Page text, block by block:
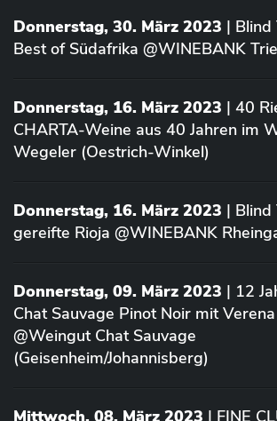
Donnerstag, 30. März 2023 | Blind
Best of Südafrika @WINEBANK
Donnerstag, 16. März 2023 | 40
CHARTA-Weine aus 40 Jahren im
Wegeler (Oestrich-Winkel)
Donnerstag, 16. März 2023 | Blind
gereifte Rioja @WINEBANK
Donnerstag, 09. März 2023 | 12
Chat Sauvage Pinot Noir mit
@Weingut Chat Sauvage
(Geisenheim/Johannisberg)
Mittwoch, 08. März 2023 | FINE